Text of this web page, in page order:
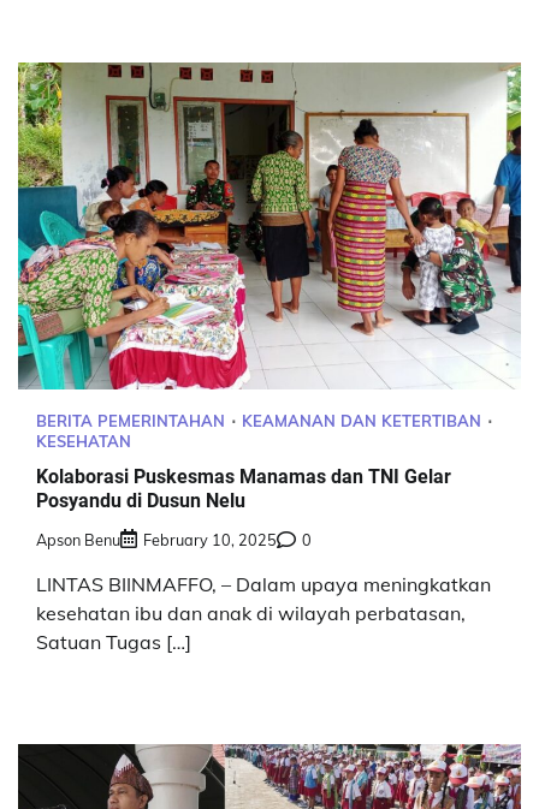
BERITA PEMERINTAHAN
KEAMANAN DAN KETERTIBAN
KESEHATAN
Kolaborasi Puskesmas Manamas dan TNI Gelar
Posyandu di Dusun Nelu
Apson Benu February 10, 2025 0
LINTAS BIINMAFFO, – Dalam upaya meningkatkan
kesehatan ibu dan anak di wilayah perbatasan,
Satuan Tugas […]